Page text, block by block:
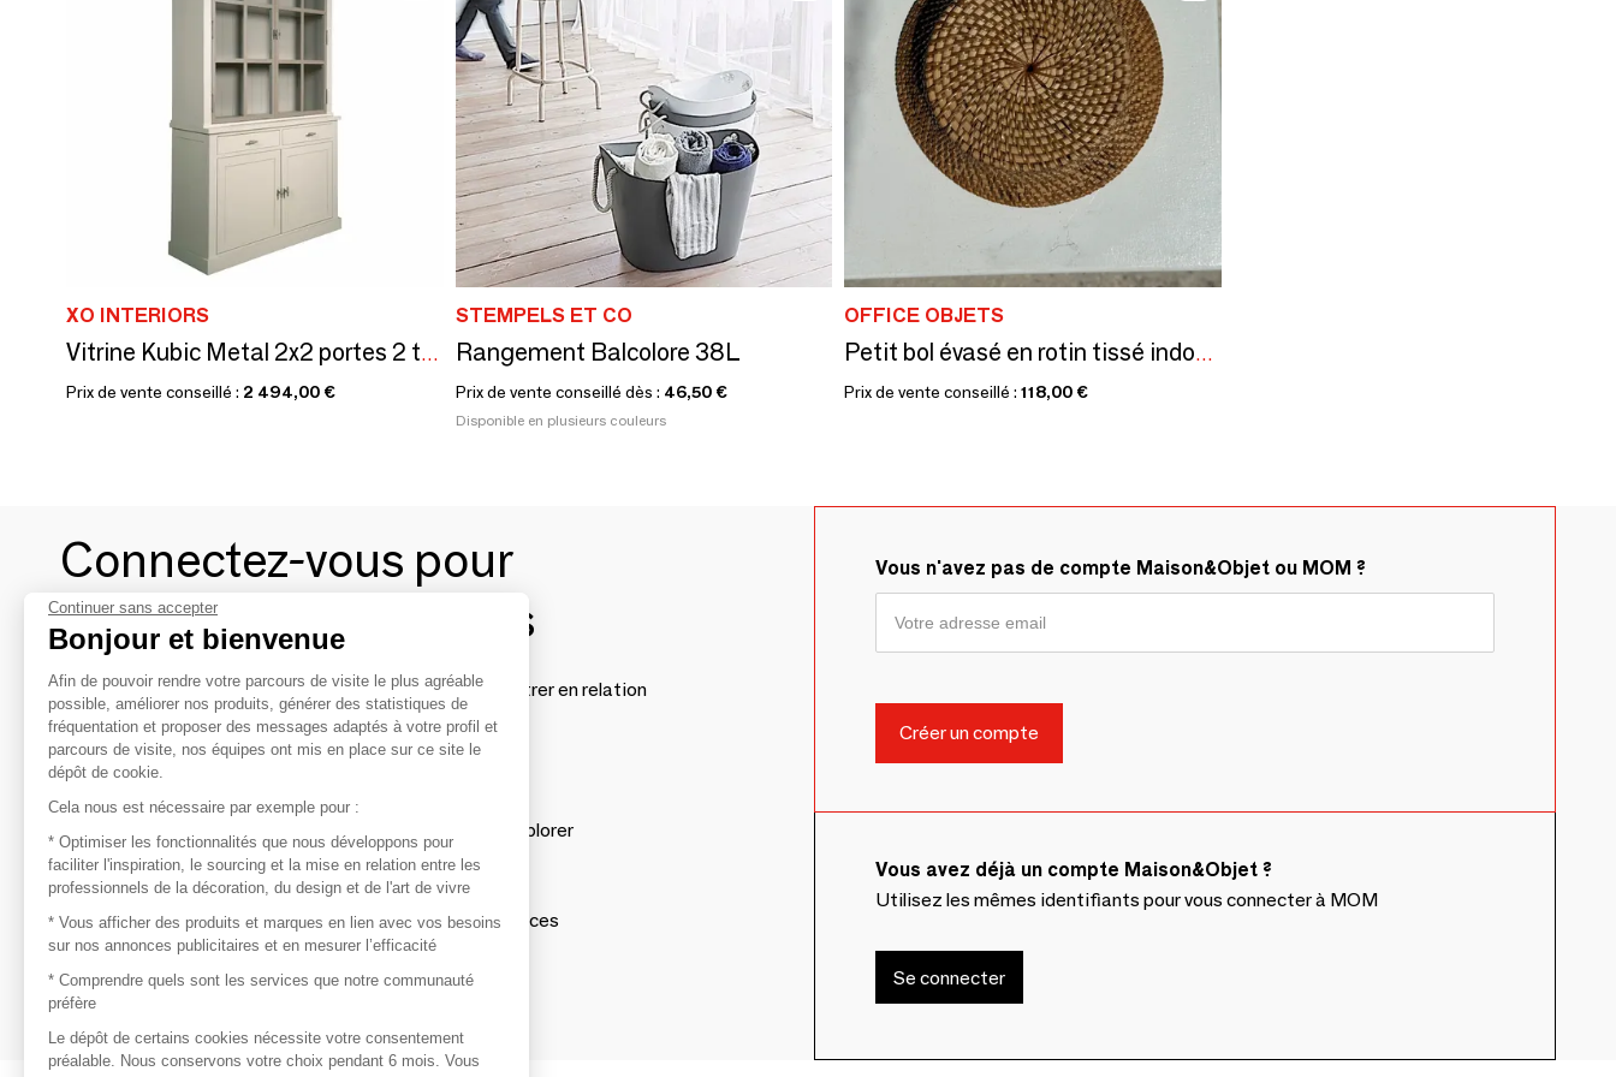
XO INTERIORS
Vitrine Kubic Metal 2x2 portes 2 tiroirs
Prix de vente conseillé : 2 494,00 €
STEMPELS ET CO
Rangement Balcolore 38L
Prix de vente conseillé dès : 46,50 €
Disponible en plusieurs couleurs
OFFICE OBJETS
Petit bol évasé en rotin tissé indonésien D20 H6
Prix de vente conseillé : 118,00 €
Connectez-vous pour
contacter les marques
Afin de profiter au mieux de l'expérience MOM et de rentrer en relation
avec vos marques préférées, créez-vous un compte.
Découvrir
Les produits de milliers de fournisseurs à explorer
S'inspirer
Inspiration et sélections de produits tendances
Contacter
Vous n'avez pas de compte Maison&Objet ou MOM ?
Vous avez déjà un compte Maison&Objet ?
Utilisez les mêmes identifiants pour vous connecter à MOM
Se connecter
Continuer sans accepter
Bonjour et bienvenue
Afin de pouvoir rendre votre parcours de visite le plus agréable
possible, améliorer nos produits, générer des statistiques de
fréquentation et proposer des messages adaptés à votre profil et
parcours de visite, nos équipes ont mis en place sur ce site le
dépôt de cookie.
Cela nous est nécessaire par exemple pour :
* Optimiser les fonctionnalités que nous développons pour
faciliter l'inspiration, le sourcing et la mise en relation entre les
professionnels de la décoration, du design et de l'art de vivre
* Vous afficher des produits et marques en lien avec vos besoins
sur nos annonces publicitaires et en mesurer l’efficacité
* Comprendre quels sont les services que notre communauté
préfère
Le dépôt de certains cookies nécessite votre consentement
préalable. Nous conservons votre choix pendant 6 mois. Vous